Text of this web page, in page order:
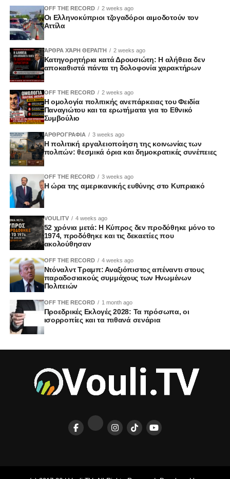
OFF THE RECORD 2 weeks ago
Οι Ελληνοκύπριοι τζογαδόροι αιμοδοτούν τον
Αττίλα
ΆΡΘΡΑ ΧΆΡΗ ΘΕΡΑΠΉ 2 weeks ago
Κατηγορητήρια κατά Δρουσιώτη: Η αλήθεια δεν
αποκαθιστά πάντα τη δολοφονία χαρακτήρων
OFF THE RECORD 2 weeks ago
Η ομολογία πολιτικής ανεπάρκειας του Φειδία
Παναγιώτου και τα ερωτήματα για το Εθνικό
Συμβούλιο
ΑΡΘΡΟΓΡΑΦΙΑ 3 weeks ago
Η πολιτική εργαλειοποίηση της κοινωνίας των
πολιτών: θεσμικά όρια και δημοκρατικές συνέπειες
OFF THE RECORD 3 weeks ago
Η ώρα της αμερικανικής ευθύνης στο Κυπριακό
VOULITV 4 weeks ago
52 χρόνια μετά: Η Κύπρος δεν προδόθηκε μόνο το
1974, προδόθηκε και τις δεκαετίες που
ακολούθησαν
OFF THE RECORD 4 weeks ago
Ντόναλντ Τραμπ: Αναξιόπιστος απέναντι στους
παραδοσιακούς συμμάχους των Ηνωμένων
Πολιτειών
OFF THE RECORD 1 month ago
Προεδρικές Εκλογές 2028: Τα πρόσωπα, οι
ισορροπίες και τα πιθανά σενάρια